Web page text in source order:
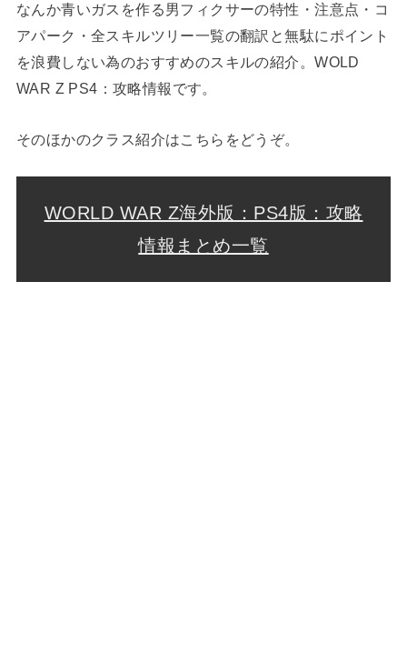
なんか青いガスを作る男フィクサーの特性・注意点・コ
アパーク・全スキルツリー一覧の翻訳と無駄にポイント
を浪費しない為のおすすめのスキルの紹介。WOLD
WAR Z PS4：攻略情報です。
そのほかのクラス紹介はこちらをどうぞ。
WORLD WAR Z海外版：PS4版：攻略
情報まとめ一覧